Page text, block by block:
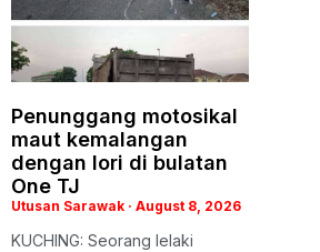
Penunggang motosikal
maut kemalangan
dengan lori di bulatan
One TJ
Utusan Sarawak August 8, 2026
KUCHING: Seorang lelaki